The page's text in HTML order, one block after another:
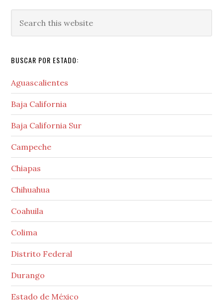
this
BUSCAR POR ESTADO:
Aguascalientes
Baja California
Baja California Sur
Campeche
Chiapas
Chihuahua
Coahuila
Colima
Distrito Federal
Durango
Estado de México